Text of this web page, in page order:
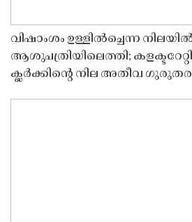
വിഷാംശം ഉള്ളിൽച്ചെന്ന
ആശുപത്രിയിലെത്തി;
ക്ലർക്കിൻ്റെ നില അതീവ